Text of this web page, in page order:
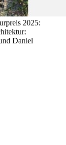
2025:
Daniel